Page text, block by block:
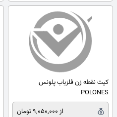
کیت نقطه زن فلزیاب پلونس
POLONES
از 9,050,000 تومان